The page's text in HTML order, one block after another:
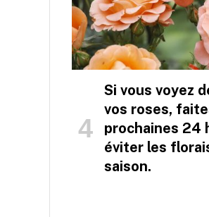
Si vous voyez
vos roses,
prochaines 24
éviter les
saison.